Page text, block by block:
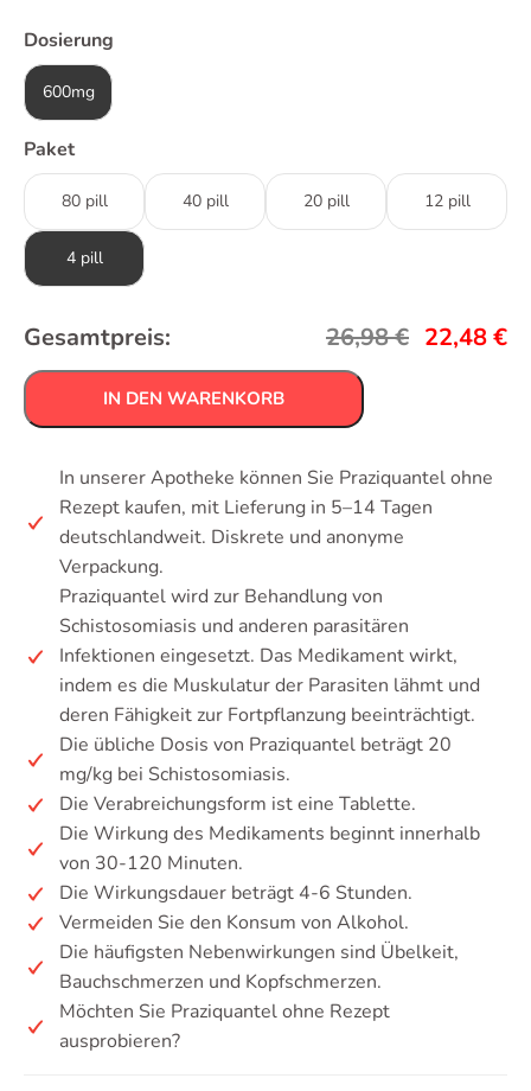
Dosierung
600mg
Paket
80 pill 40 pill 20 pill 12 pill
4 pill
Gesamtpreis: 26,98€ 22,48€
IN DEN WARENKORB
In unserer Apotheke können Sie Praziquantel ohne
Rezept kaufen, mit Lieferung in 5–14 Tagen
deutschlandweit. Diskrete und anonyme
Verpackung.
Praziquantel wird zur Behandlung von
Schistosomiasis und anderen parasitären
Infektionen eingesetzt. Das Medikament wirkt,
indem es die Muskulatur der Parasiten lähmt und
deren Fähigkeit zur Fortpflanzung beeinträchtigt.
Die übliche Dosis von Praziquantel beträgt 20
mg/kg bei Schistosomiasis.
Die Verabreichungsform ist eine Tablette.
Die Wirkung des Medikaments beginnt innerhalb
von 30-120 Minuten.
Die Wirkungsdauer beträgt 4-6 Stunden.
Vermeiden Sie den Konsum von Alkohol.
Die häufigsten Nebenwirkungen sind Übelkeit,
Bauchschmerzen und Kopfschmerzen.
Möchten Sie Praziquantel ohne Rezept
ausprobieren?